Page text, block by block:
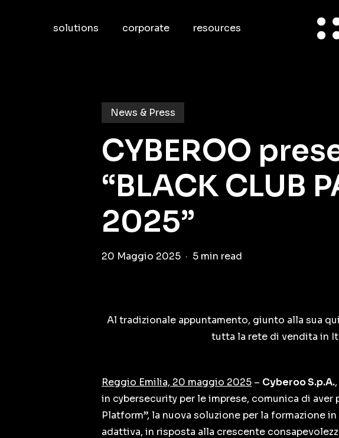
solutions corporate resources
News & Press
CYBEROO
“BLACK CLUB
2025”
20 Maggio 2025 5 min read
Al tradizionale appuntamento, giunto alla sua
tutta la rete di vendita in
Reggio Emilia, 20 maggio 2025 – Cyberoo S.p.A.
in cybersecurity per le imprese, comunica di
Platform”, la nuova soluzione per la formazione
adattiva, in risposta alla crescente